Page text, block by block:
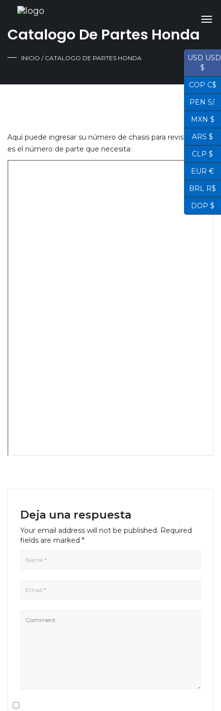
Catalogo De Partes Honda
INICIO / CATALOGO DE PARTES HONDA
Aquí puede ingresar su número de chasis para revisar cual
es el número de parte que necesita:
Deja una respuesta
Your email address will not be published. Required
fields are marked *
USD USD
$
COP C$
PEN S/.
MXN $
ARS $
CLP $
EUR €
BRL R$
DOP $